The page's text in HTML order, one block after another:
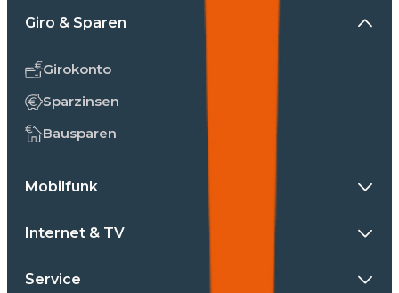
Giro & Sparen
Girokonto
Sparzinsen
Bausparen
Mobilfunk
Internet & TV
Service